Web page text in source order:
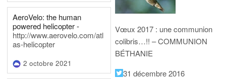
AeroVelo: the human
powered helicopter -
http://www.aerovelo.com/atl
as-helicopter
2 octobre 2021
Vœux 2017 : une communion
colibris…!! – COMMUNION
BÉTHANIE
31 décembre 2016